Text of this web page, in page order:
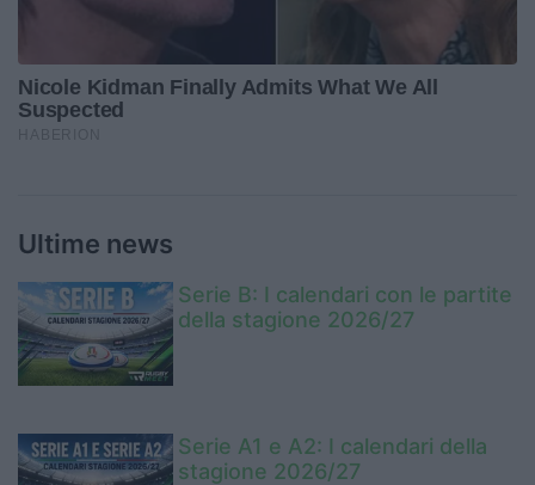
Ultime news
Serie B: I calendari con le partite
della stagione 2026/27
Serie A1 e A2: I calendari della
stagione 2026/27